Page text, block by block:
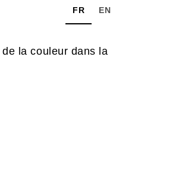
FR EN
la couleur dans la